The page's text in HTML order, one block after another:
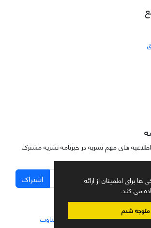
برای اطمینان از ارائه
می کند.
متوجه شدم
اطلاعیه های مهم نشریه در خبرنامه نشریه مشترک
اشتراک
علمی.طراحی و پیاده سازی از سیناوب